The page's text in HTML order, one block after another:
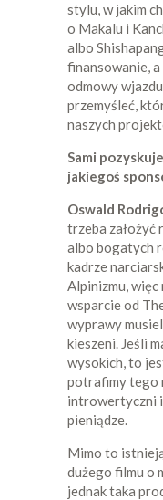
stylu, w jakim
o Makalu i
albo
finansowanie,
odmowy
przemyśleć,
naszych
Sami
jakiegoś
Oswald
trzeba założyć
albo bogatych
kadrze
Alpinizmu, więc
wsparcie od
wyprawy
kieszeni. Jeśli
wysokich, to
potrafimy tego
introwertyczni i
pieniądze.
Mimo to
dużego filmu o
jednak taka